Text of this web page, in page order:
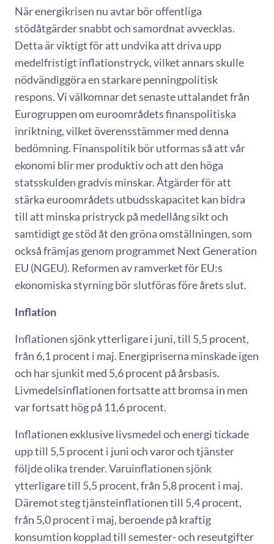
När energikrisen nu avtar bör offentliga
stödåtgärder snabbt och samordnat avvecklas.
Detta är viktigt för att undvika att driva upp
medelfristigt inflationstryck, vilket annars skulle
nödvändiggöra en starkare penningpolitisk
respons. Vi välkomnar det senaste uttalandet från
Eurogruppen om euroområdets finanspolitiska
inriktning, vilket överensstämmer med denna
bedömning. Finanspolitik bör utformas så att vår
ekonomi blir mer produktiv och att den höga
statsskulden gradvis minskar. Åtgärder för att
stärka euroområdets utbudsskapacitet kan bidra
till att minska pristryck på medellång sikt och
samtidigt ge stöd åt den gröna omställningen, som
också främjas genom programmet Next Generation
EU (NGEU). Reformen av ramverket för EU:s
ekonomiska styrning bör slutföras före årets slut.
Inflation
Inflationen sjönk ytterligare i juni, till 5,5 procent,
från 6,1 procent i maj. Energipriserna minskade igen
och har sjunkit med 5,6 procent på årsbasis.
Livmedelsinflationen fortsatte att bromsa in men
var fortsatt hög på 11,6 procent.
Inflationen exklusive livsmedel och energi tickade
upp till 5,5 procent i juni och varor och tjänster
följde olika trender. Varuinflationen sjönk
ytterligare till 5,5 procent, från 5,8 procent i maj.
Däremot steg tjänsteinflationen till 5,4 procent,
från 5,0 procent i maj, beroende på kraftig
konsumtion kopplad till semester- och reseutgifter